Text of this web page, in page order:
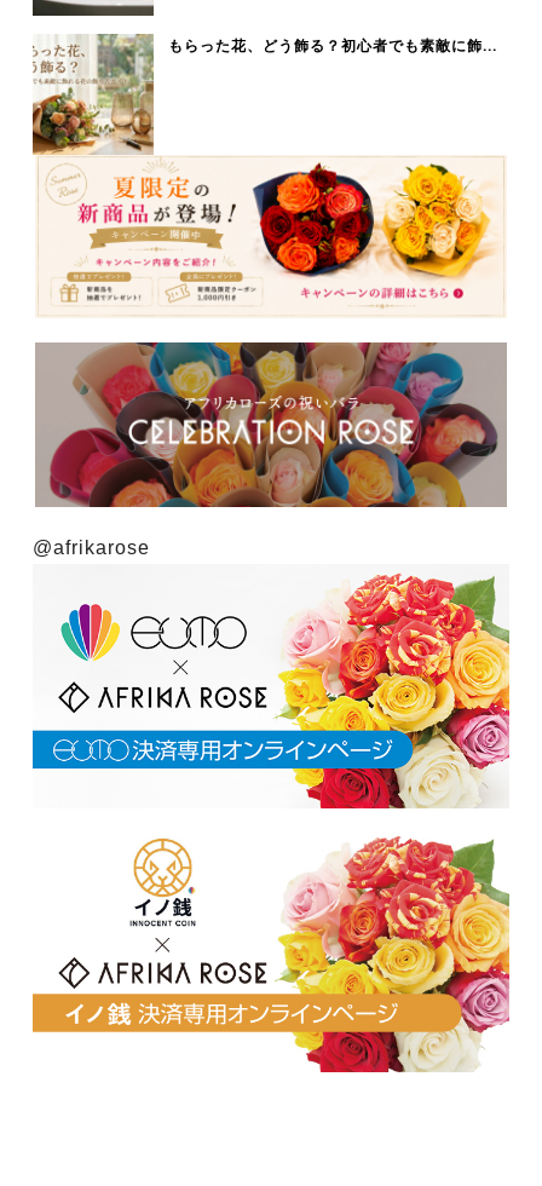
もらった花、どう飾る？初心者でも素敵に飾...
@afrikarose